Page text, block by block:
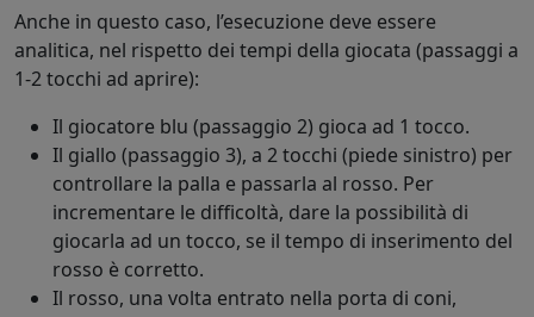
Anche in questo caso, l’esecuzione deve essere
analitica, nel rispetto dei tempi della giocata (passaggi a
1-2 tocchi ad aprire):
Il giocatore blu (passaggio 2) gioca ad 1 tocco.
Il giallo (passaggio 3), a 2 tocchi (piede sinistro) per
controllare la palla e passarla al rosso. Per
incrementare le difficoltà, dare la possibilità di
giocarla ad un tocco, se il tempo di inserimento del
rosso è corretto.
Il rosso, una volta entrato nella porta di coni,